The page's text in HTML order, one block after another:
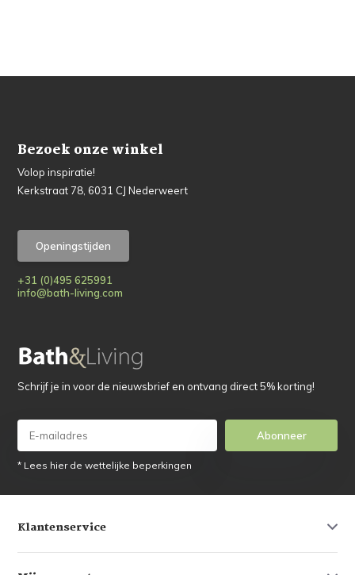
Bezoek onze winkel
Volop inspiratie!
Kerkstraat 78, 6031 CJ Nederweert
Openingstijden
+31 (0)495 625991
info@bath-living.com
Schrijf je in voor de nieuwsbrief en ontvang direct 5% korting!
Abonneer
* Lees hier de wettelijke beperkingen
Klantenservice